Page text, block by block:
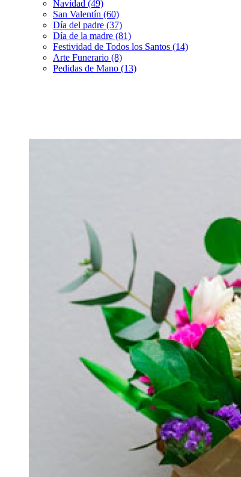
Navidad (49)
San Valentín (60)
Día del padre (37)
Día de la madre (81)
Festividad de Todos los Santos (14)
Arte Funerario (8)
Pedidas de Mano (13)